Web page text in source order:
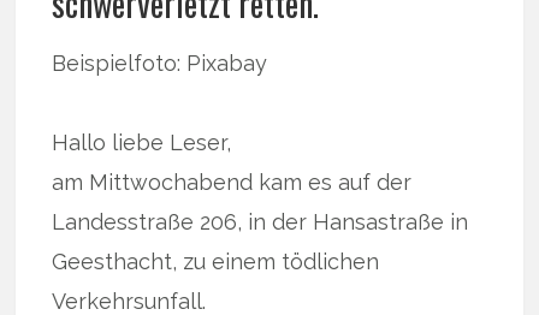
Beispielfoto: Pixabay
Hallo liebe Leser,
am Mittwochabend kam es auf der
Landesstraße 206, in der Hansastraße in
Geesthacht, zu einem tödlichen
Verkehrsunfall.